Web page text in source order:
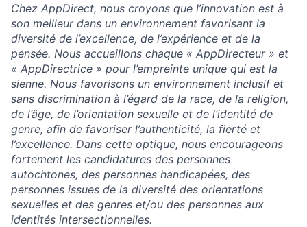
Chez AppDirect, nous croyons que l’innovation est à
son meilleur dans un environnement favorisant la
diversité de l’excellence, de l’expérience et de la
pensée. Nous accueillons chaque « AppDirecteur » et
« AppDirectrice » pour l’empreinte unique qui est la
sienne. Nous favorisons un environnement inclusif et
sans discrimination à l’égard de la race, de la religion,
de l’âge, de l’orientation sexuelle et de l’identité de
genre, afin de favoriser l’authenticité, la fierté et
l’excellence. Dans cette optique, nous encourageons
fortement les candidatures des personnes
autochtones, des personnes handicapées, des
personnes issues de la diversité des orientations
sexuelles et des genres et/ou des personnes aux
identités intersectionnelles.